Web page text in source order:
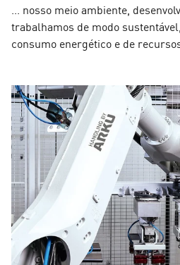
... nosso meio ambiente,
trabalhamos de modo
consumo energético e de